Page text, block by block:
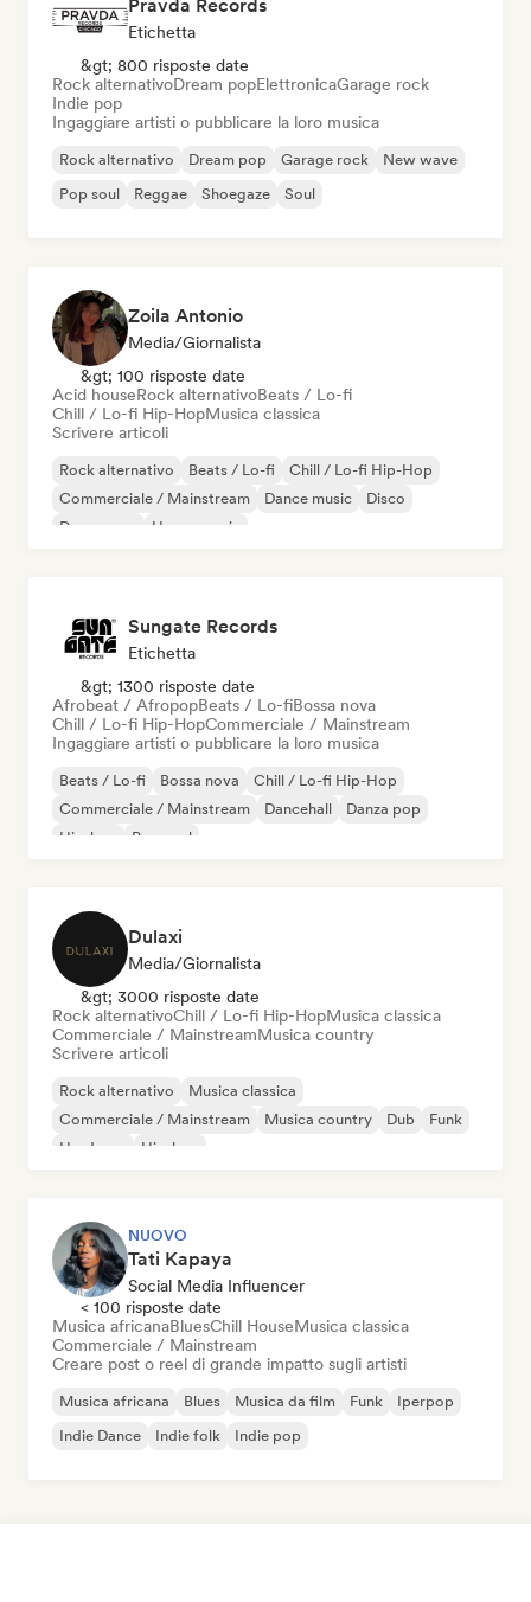
Pravda Records
Etichetta
&gt; 800 risposte date
Rock alternativoDream popElettronicaGarage rock
Indie pop
Ingaggiare artisti o pubblicare la loro musica
Rock alternativo Dream pop Garage rock
New wave
Pop soul
Reggae Shoegaze Soul
Zoila Antonio
Media/Giornalista
&gt; 100 risposte date
Acid houseRock alternativoBeats / Lo-fi
Chill / Lo-fi Hip-HopMusica classica
Scrivere articoli
Rock alternativo Beats / Lo-fi
Chill / Lo-fi Hip-Hop
Commerciale / Mainstream
Dance music
Disco
Dream pop
House music
Sungate Records
Etichetta
&gt; 1300 risposte date
Afrobeat / AfropopBeats / Lo-fiBossa nova
Chill / Lo-fi Hip-HopCommerciale / Mainstream
Ingaggiare artisti o pubblicare la loro musica
Beats / Lo-fi Bossa nova
Chill / Lo-fi Hip-Hop
Commerciale / Mainstream
Dancehall
Danza pop
Hip-hop
Pop soul
Dulaxi
Media/Giornalista
&gt; 3000 risposte date
Rock alternativoChill / Lo-fi Hip-HopMusica classica
Commerciale / MainstreamMusica country
Scrivere articoli
Rock alternativo
Musica classica
Commerciale / Mainstream
Musica country Dub
Funk
Hardcore
Hip-hop
NUOVO
Tati Kapaya
Social Media Influencer
< 100 risposte date
Musica africanaBluesChill HouseMusica classica
Commerciale / Mainstream
Creare post o reel di grande impatto sugli artisti
Musica africana Blues Musica da film Funk
Iperpop
Indie Dance
Indie folk Indie pop